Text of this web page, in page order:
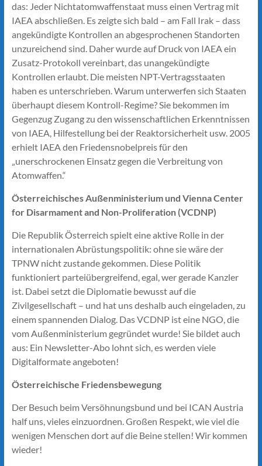
das: Jeder Nichtatomwaffenstaat muss einen Vertrag mit
IAEA abschließen. Es zeigte sich bald – am Fall Irak – dass
angekündigte Kontrollen an abgesprochenen Standorten
unzureichend sind. Daher wurde auf Druck von IAEA ein
Zusatz-Protokoll vereinbart, das unangekündigte
Kontrollen erlaubt. Die meisten NPT-Vertragsstaaten
haben es unter­schrieben. Warum unterwerfen sich Staaten
überhaupt diesem Kontroll-Regime? Sie bekommen im
Gegenzug Zugang zu den wissenschaftlichen Erkenntnissen
von IAEA, Hilfestellung bei der Reaktor­sicherheit usw. 2005
erhielt IAEA den Friedensnobelpreis für den
„unerschrockenen Einsatz gegen die Verbreitung von
Atomwaffen.“
Österreichisches Außenministerium und Vienna Center
for Disarmament and Non-Proliferation (VCDNP)
Die Republik Österreich spielt eine aktive Rolle in der
internationalen Abrüstungspolitik: ohne sie wäre der
TPNW nicht zustande gekommen. Diese Politik
funktioniert parteiübergreifend, egal, wer gerade Kanzler
ist. Dabei setzt die Diplomatie bewusst auf die
Zivilgesellschaft – und hat uns deshalb auch eingeladen, zu
einem spannenden Dialog. Das VCDNP ist eine NGO, die
vom Außenministerium gegründet wurde! Sie bildet auch
aus: Ein Newsletter-Abo lohnt sich, es werden viele
Digitalformate angeboten!
Österreichische Friedensbewegung
Der Besuch beim Versöhnungsbund und bei ICAN Austria
half uns, vieles einzuordnen. Großen Respekt, wie viel die
wenigen Menschen dort auf die Beine stellen! Wir kommen
wieder!